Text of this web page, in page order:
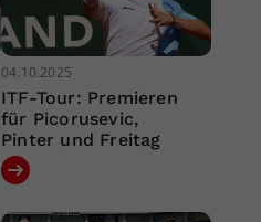
04.10.2025
ITF-Tour: Premieren
für Picorusevic,
Pinter und Freitag